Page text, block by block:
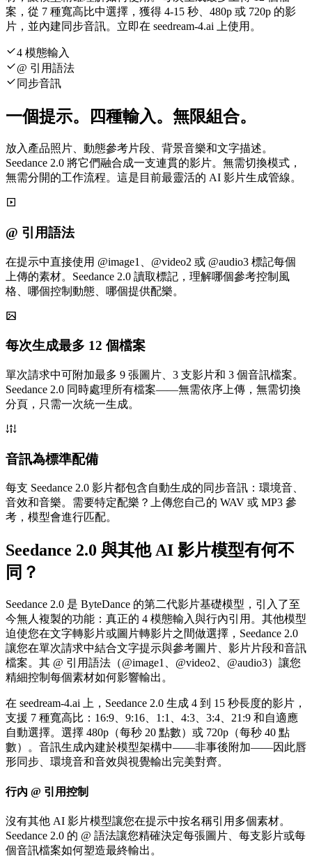
案，從 7 種寬高比中選擇，獲得 4-15 秒、480p 或 720p 的影
片，並內建同步音訊。立即在 seedream-4.ai 上使用。
4 模態輸入
@ 引用語法
同步音訊
一個提示。四種輸入。無限組合。
放入產品照片、動態參考片段、背景音樂和文字描述。
Seedance 2.0 將它們融合成一支連貫的影片。無需切換模式，
無需分開的工作流程。這是目前最靈活的 AI 影片生成管線。
@ 引用語法
在提示中直接使用 @image1、@video2 或 @audio3 標記每個
上傳的素材。Seedance 2.0 讀取標記，理解哪個參考控制風
格、哪個控制動態、哪個提供配樂。
每次生成最多 12 個檔案
單次請求中可附加最多 9 張圖片、3 支影片和 3 個音訊檔案。
Seedance 2.0 同時處理所有檔案——無需依序上傳，無需切換
分頁，只需一次統一生成。
音訊為標準配備
每支 Seedance 2.0 影片都包含自動生成的同步音訊：環境音、
音效和音樂。需要特定配樂？上傳您自己的 WAV 或 MP3 參
考，模型會進行匹配。
Seedance 2.0 與其他 AI 影片模型有何不
同？
Seedance 2.0 是 ByteDance 的第二代影片基礎模型，引入了至
今無人複製的功能：真正的 4 模態輸入與行內引用。其他模型
迫使您在文字轉影片或圖片轉影片之間做選擇，Seedance 2.0
讓您在單次請求中結合文字提示與參考圖片、影片片段和音訊
檔案。其 @ 引用語法（@image1、@video2、@audio3）讓您
精細控制每個素材如何影響輸出。
在 seedream-4.ai 上，Seedance 2.0 生成 4 到 15 秒長度的影片，
支援 7 種寬高比：16:9、9:16、1:1、4:3、3:4、21:9 和自適應
自動選擇。選擇 480p（每秒 20 點數）或 720p（每秒 40 點
數）。音訊生成內建於模型架構中——非事後附加——因此唇
形同步、環境音和音效與視覺輸出完美對齊。
行內 @ 引用控制
沒有其他 AI 影片模型讓您在提示中按名稱引用多個素材。
Seedance 2.0 的 @ 語法讓您精確決定每張圖片、每支影片或每
個音訊檔案如何塑造最終輸出。